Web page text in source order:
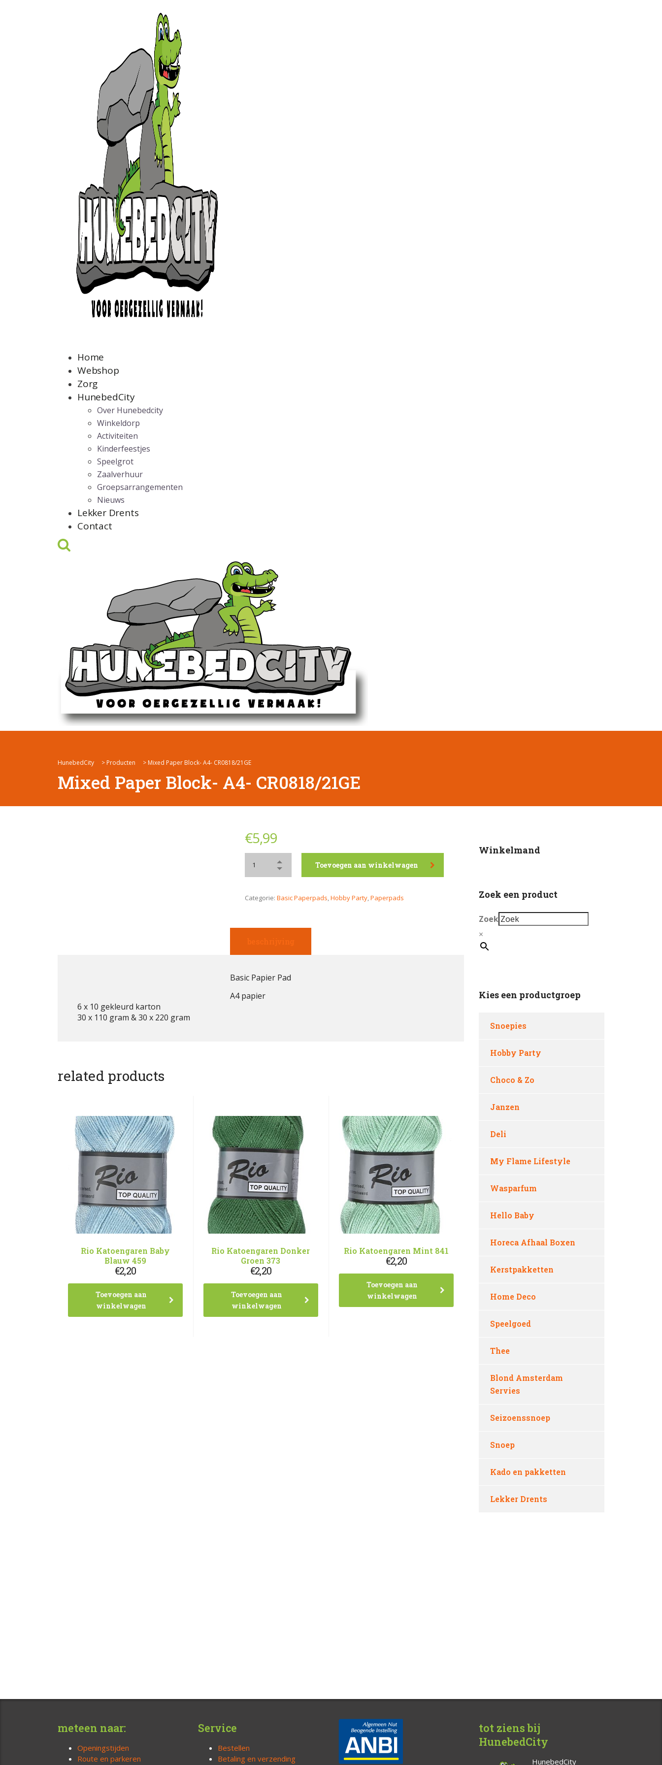
Home
Webshop
Zorg
HunebedCity
Over Hunebedcity
Winkeldorp
Activiteiten
Kinderfeestjes
Speelgrot
Zaalverhuur
Groepsarrangementen
Nieuws
Lekker Drents
Contact
HunebedCity > Producten > Mixed Paper Block- A4- CR0818/21GE
Mixed Paper Block- A4- CR0818/21GE
€5,99
Toevoegen aan winkelwagen
Categorie: Basic Paperpads,Hobby Party,Paperpads
Basic Papier Pad
A4 papier
6 x 10 gekleurd karton
30 x 110 gram & 30 x 220 gram
related products
Rio Katoengaren Baby
Blauw 459
€2,20
Toevoegen aan
winkelwagen
Rio Katoengaren Donker
Groen 373
€2,20
Toevoegen aan
winkelwagen
Rio Katoengaren Mint 841
€2,20
Toevoegen aan
winkelwagen
Winkelmand
Zoek een product
Zoek
×
Kies een productgroep
Snoepies
Hobby Party
Choco & Zo
Janzen
Deli
My Flame Lifestyle
Wasparfum
Hello Baby
Horeca Afhaal Boxen
Kerstpakketten
Home Deco
Speelgoed
Thee
Blond Amsterdam
Servies
Seizoenssnoep
Snoep
Kado en pakketten
Lekker Drents
meteen naar:
Openingstijden
Route en parkeren
Service
Bestellen
Betaling en verzending
tot ziens bij
HunebedCity
HunebedCity